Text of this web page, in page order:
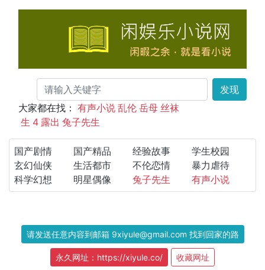
发现
大家都在找： 有声小说 乱伦 岳母 丝袜
生 4 露出 兔子先生
国产剧情 国产精品 经验故事
学生校园
玄幻仙侠
生活都市 不伦恋情
暴力虐待
科学幻想
明星偶像 兔子先生 有声小说
请发送任意内容到邮箱 9xiyule@gmail.com 找到回家的路
永久网址：https://xiyule.co/ 收藏网址